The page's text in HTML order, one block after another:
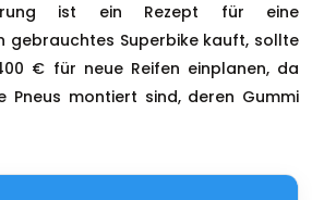
ist ein Rezept für eine
gebrauchtes Superbike kauft, sollte
€ für neue Reifen einplanen, da
montiert sind, deren Gummi